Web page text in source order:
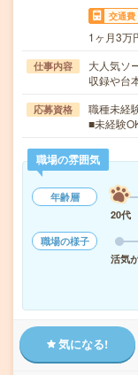
交通費
1ヶ月3万
仕事内容
大人気ソ
収録や台
応募資格
職種未経
■未経験
職場の雰囲気
年齢層
20代
職場の様子
活気
気になる!